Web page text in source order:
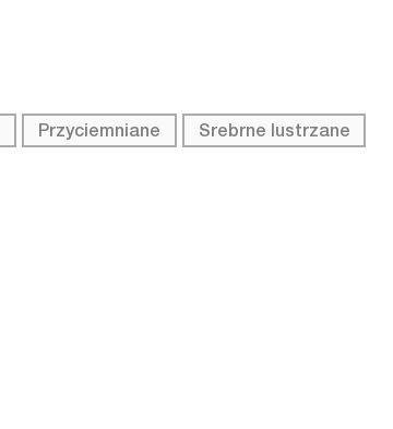
Przyciemniane Srebrne lustrzane